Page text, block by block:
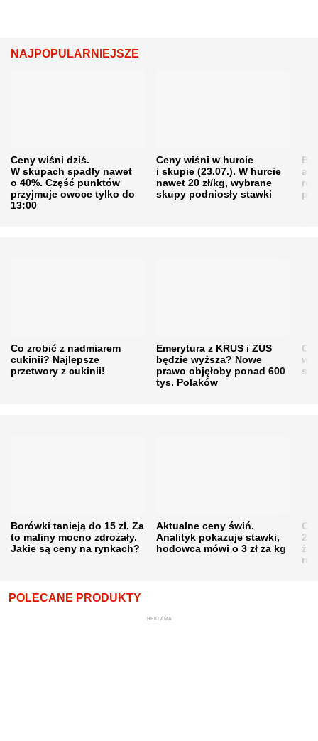
NAJPOPULARNIEJSZE
Ceny wiśni dziś.
W skupach spadły nawet
o 40%. Część punktów
przyjmuje owoce tylko do
13:00
Ceny wiśni w hurcie
i skupie (23.07.). W hurcie
nawet 20 zł/kg, wybrane
skupy podniosły stawki
Co zrobić z nadmiarem
cukinii? Najlepsze
przetwory z cukinii!
Emerytura z KRUS i ZUS
będzie wyższa? Nowe
prawo objęłoby ponad 600
tys. Polaków
w
Borówki tanieją do 15 zł. Za
to maliny mocno zdrożały.
Jakie są ceny na rynkach?
Aktualne ceny świń.
Analityk pokazuje stawki,
hodowca mówi o 3 zł za kg
POLECANE PRODUKTY
REKLAMA